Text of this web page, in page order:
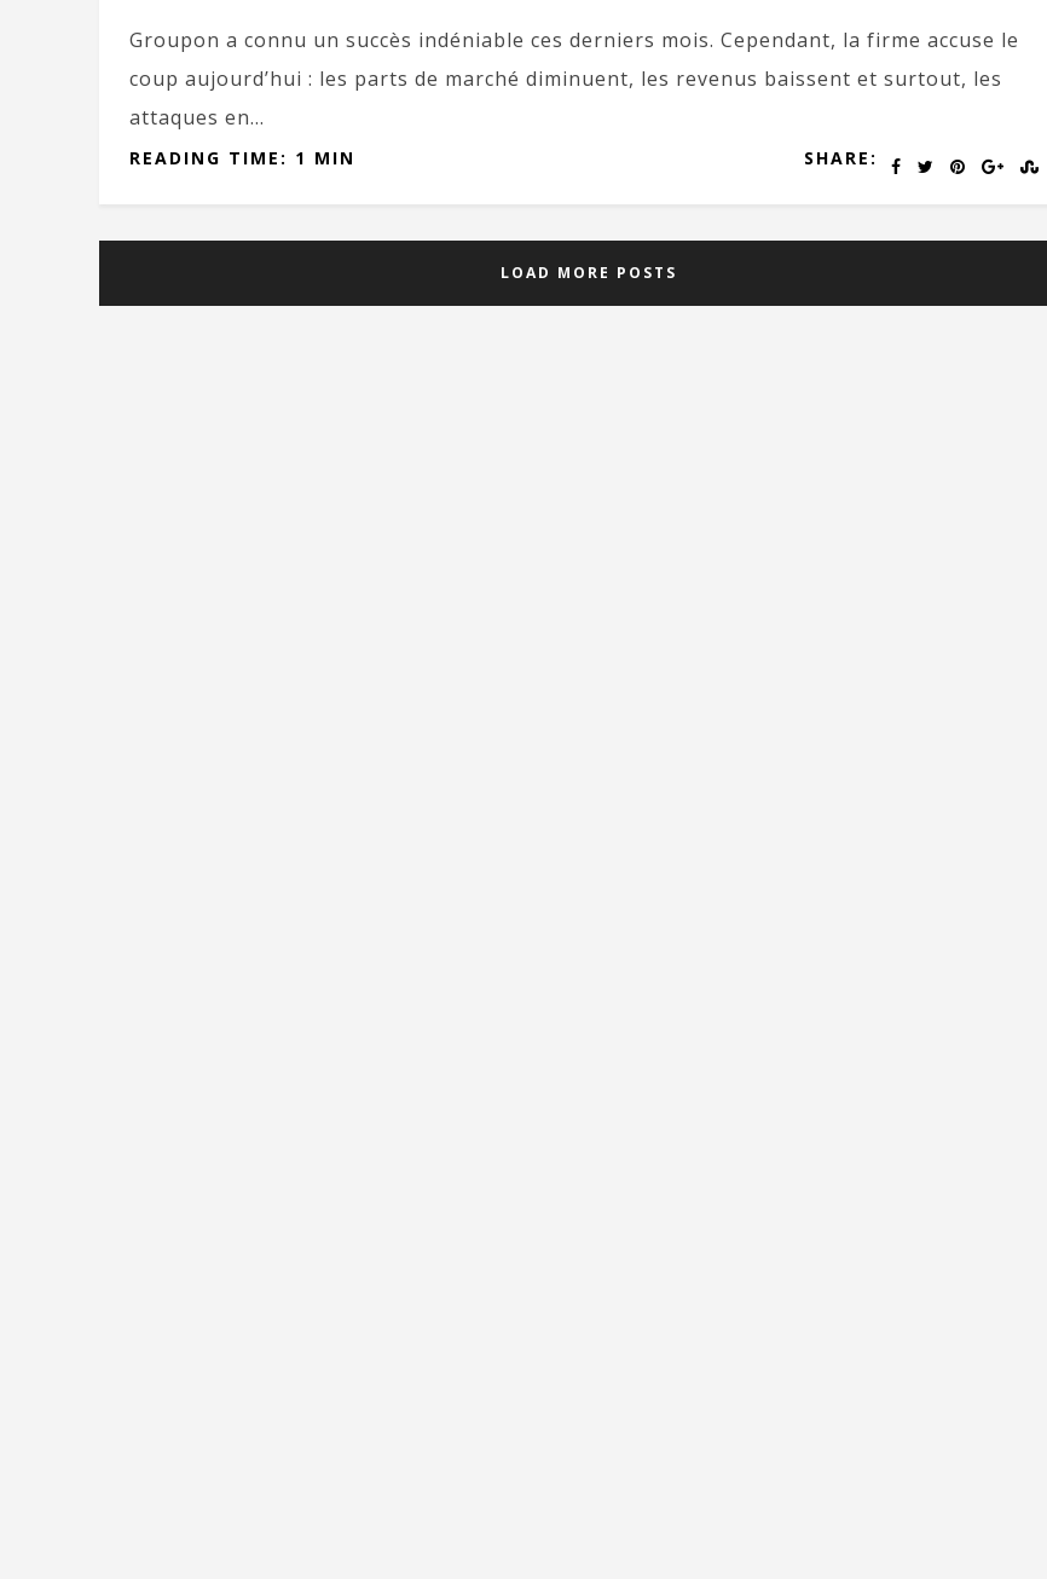
Groupon a connu un succès indéniable ces derniers mois. Cependant, la firme accuse le
coup aujourd’hui : les parts de marché diminuent, les revenus baissent et surtout, les
attaques en...
SHARE:
READING TIME: 1 MIN
LOAD MORE POSTS